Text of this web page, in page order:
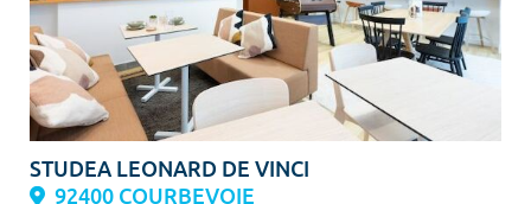
STUDEA LEONARD DE VINCI
92400 COURBEVOIE